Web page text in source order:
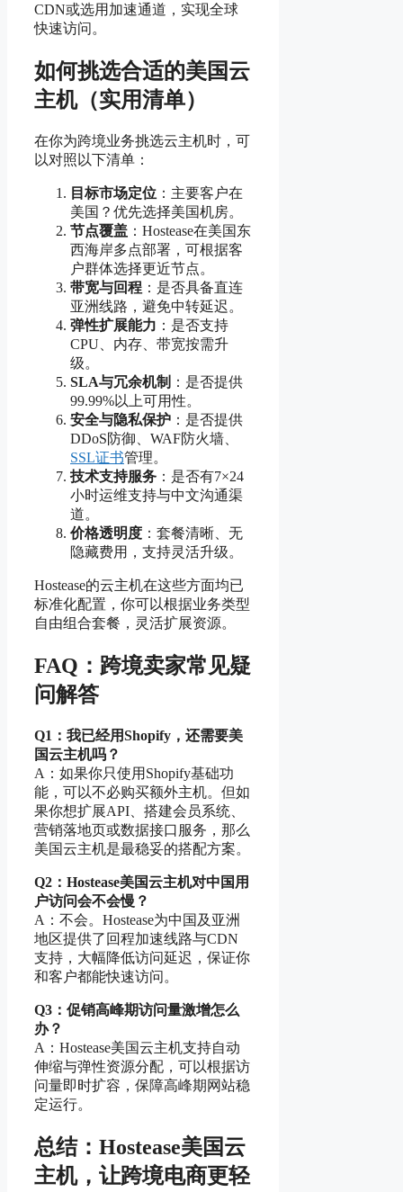
CDN或选用加速通道，实现全球
快速访问。
如何挑选合适的美国云
主机（实用清单）
在你为跨境业务挑选云主机时，可
以对照以下清单：
目标市场定位 ：主要客户在
美国？优先选择美国机房。
节点覆盖 ：Hostease在美国东
西海岸多点部署，可根据客
户群体选择更近节点。
带宽与回程 ：是否具备直连
亚洲线路，避免中转延迟。
弹性扩展能力 ：是否支持
CPU、内存、带宽按需升
级。
SLA与冗余机制 ：是否提供
99.99%以上可用性。
安全与隐私保护 ：是否提供
DDoS防御、WAF防火墙、
SSL证书管理。
技术支持服务 ：是否有7×24
小时运维支持与中文沟通渠
道。
价格透明度 ：套餐清晰、无
隐藏费用，支持灵活升级。
Hostease的云主机在这些方面均已
标准化配置，你可以根据业务类型
自由组合套餐，灵活扩展资源。
FAQ：跨境卖家常见疑
问解答
Q1：我已经用Shopify，还需要美
国云主机吗？
A：如果你只使用Shopify基础功
能，可以不必购买额外主机。但如
果你想扩展API、搭建会员系统、
营销落地页或数据接口服务，那么
美国云主机是最稳妥的搭配方案。
Q2：Hostease美国云主机对中国用
户访问会不会慢？
A：不会。Hostease为中国及亚洲
地区提供了回程加速线路与CDN
支持，大幅降低访问延迟，保证你
和客户都能快速访问。
Q3：促销高峰期访问量激增怎么
办？
A：Hostease美国云主机支持自动
伸缩与弹性资源分配，可以根据访
问量即时扩容，保障高峰期网站稳
定运行。
总结：Hostease美国云
主机，让跨境电商更轻